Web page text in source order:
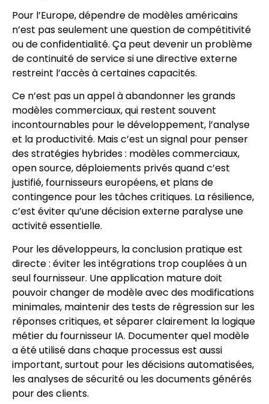
Pour l’Europe, dépendre de modèles américains
n’est pas seulement une question de compétitivité
ou de confidentialité. Ça peut devenir un problème
de continuité de service si une directive externe
restreint l’accès à certaines capacités.
Ce n’est pas un appel à abandonner les grands
modèles commerciaux, qui restent souvent
incontournables pour le développement, l’analyse
et la productivité. Mais c’est un signal pour penser
des stratégies hybrides : modèles commerciaux,
open source, déploiements privés quand c’est
justifié, fournisseurs européens, et plans de
contingence pour les tâches critiques. La résilience,
c’est éviter qu’une décision externe paralyse une
activité essentielle.
Pour les développeurs, la conclusion pratique est
directe : éviter les intégrations trop couplées à un
seul fournisseur. Une application mature doit
pouvoir changer de modèle avec des modifications
minimales, maintenir des tests de régression sur les
réponses critiques, et séparer clairement la logique
métier du fournisseur IA. Documenter quel modèle
a été utilisé dans chaque processus est aussi
important, surtout pour les décisions automatisées,
les analyses de sécurité ou les documents générés
pour des clients.